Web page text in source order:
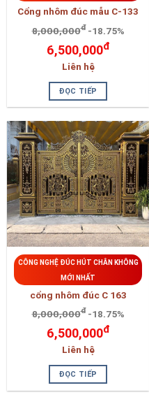
Cổng nhôm đúc mẫu C-133
8,000,000đ -18.75%
6,500,000đ
Liên hệ
ĐỌC TIẾP
CÔNG NGHỆ ĐÚC HÚT CHÂN KHÔNG
MỚI NHẤT
cổng nhôm đúc C 163
8,000,000đ -18.75%
6,500,000đ
Liên hệ
ĐỌC TIẾP